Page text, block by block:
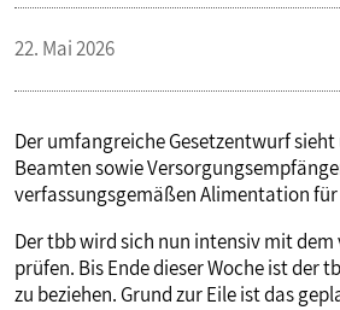
22. Mai 2026
Der umfangreiche Gesetzentwurf
Beamten sowie
verfassungsgemäßen Alimentation für
Der tbb wird sich nun intensiv mit
prüfen. Bis Ende dieser Woche ist
zu beziehen. Grund zur Eile ist das